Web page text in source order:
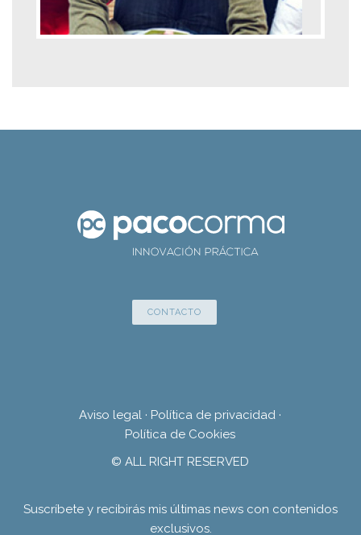
CONTACTO
Aviso legal · Política de privacidad ·
Política de Cookies
© ALL RIGHT RESERVED
Suscríbete y recibirás mis últimas news con contenidos
exclusivos.